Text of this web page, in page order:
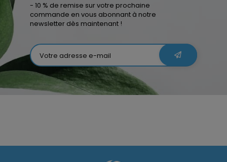
- 10 % de remise sur votre prochaine
commande en vous abonnant à notre
newsletter dès maintenant !